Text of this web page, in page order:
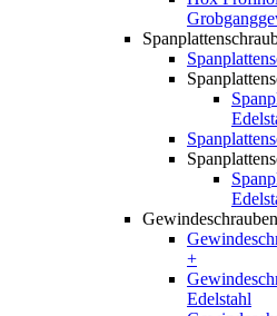
Gewindeschrauben
+
Edelstahl